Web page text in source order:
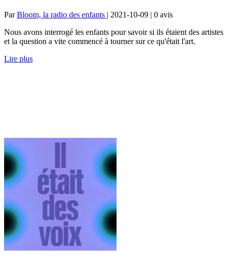
ParBloom, la radio des enfants | 2021-10-09 | 0 avis
Nous avons interrogé les enfants pour savoir si ils étaient des artistes
et la question a vite commencé à tourner sur ce qu'était l'art.
Lire plus